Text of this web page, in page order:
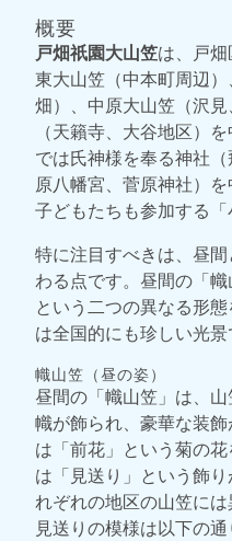
概要
戸畑祇園大山笠は、戸
東大山笠（中本町周辺
畑）、中原大山笠（沢
（天籟寺、大谷地区）
では氏神様を奉る神社
原八幡宮、菅原神社）を
子どもたちも参加する「
特に注目すべきは、昼
わる点です。昼間の「幟
という二つの異なる形
は全国的にも珍しい光景
幟山笠（昼の姿）
昼間の「幟山笠」は、
幟が飾られ、豪華な装
は「前花」という菊の
は「見送り」という飾
れぞれの地区の山笠には
見送りの模様は以下の通